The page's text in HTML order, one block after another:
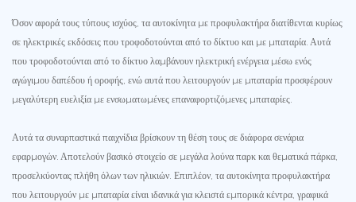
Όσον αφορά τους τύπους ισχύος, τα αυτοκίνητα με προφυλακτήρα διατίθενται κυρίως
σε ηλεκτρικές εκδόσεις που τροφοδοτούνται από το δίκτυο και με μπαταρία. Αυτά
που τροφοδοτούνται από το δίκτυο λαμβάνουν ηλεκτρική ενέργεια μέσω ενός
αγώγιμου δαπέδου ή οροφής, ενώ αυτά που λειτουργούν με μπαταρία προσφέρουν
μεγαλύτερη ευελιξία με ενσωματωμένες επαναφορτιζόμενες μπαταρίες.
Αυτά τα συναρπαστικά παιχνίδια βρίσκουν τη θέση τους σε διάφορα σενάρια
εφαρμογών. Αποτελούν βασικό στοιχείο σε μεγάλα λούνα παρκ και θεματικά πάρκα,
προσελκύοντας πλήθη όλων των ηλικιών. Επιπλέον, τα αυτοκίνητα προφυλακτήρα
που λειτουργούν με μπαταρία είναι ιδανικά για κλειστά εμπορικά κέντρα, γραφικά